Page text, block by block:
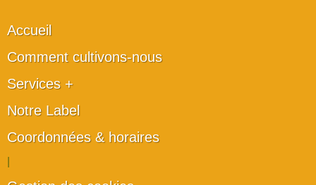
Accueil
Comment cultivons-nous
Services +
Notre Label
Coordonnées & horaires